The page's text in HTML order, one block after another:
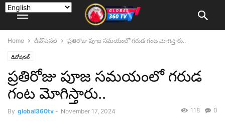
Home డివోషనల్ ప్రతిరోజు పూజ సమయంలో గరుడ గంట మోగిస్తారు..
డివోషనల్
ప్రతిరోజు పూజ సమయంలో గరుడ
గంట మోగిస్తారు..
By global360tv - November 17, 2024 0
118